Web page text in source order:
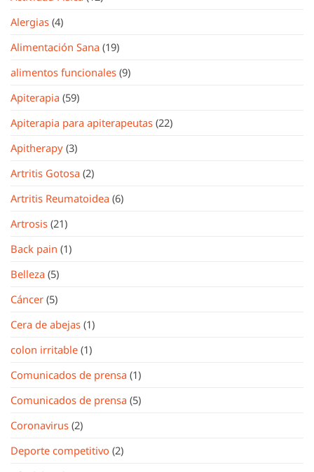
Alergias (4)
Alimentación Sana (19)
alimentos funcionales (9)
Apiterapia (59)
Apiterapia para apiterapeutas (22)
Apitherapy (3)
Artritis Gotosa (2)
Artritis Reumatoidea (6)
Artrosis (21)
Back pain (1)
Belleza (5)
Cáncer (5)
Cera de abejas (1)
colon irritable (1)
Comunicados de prensa (1)
Comunicados de prensa (5)
Coronavirus (2)
Deporte competitivo (2)